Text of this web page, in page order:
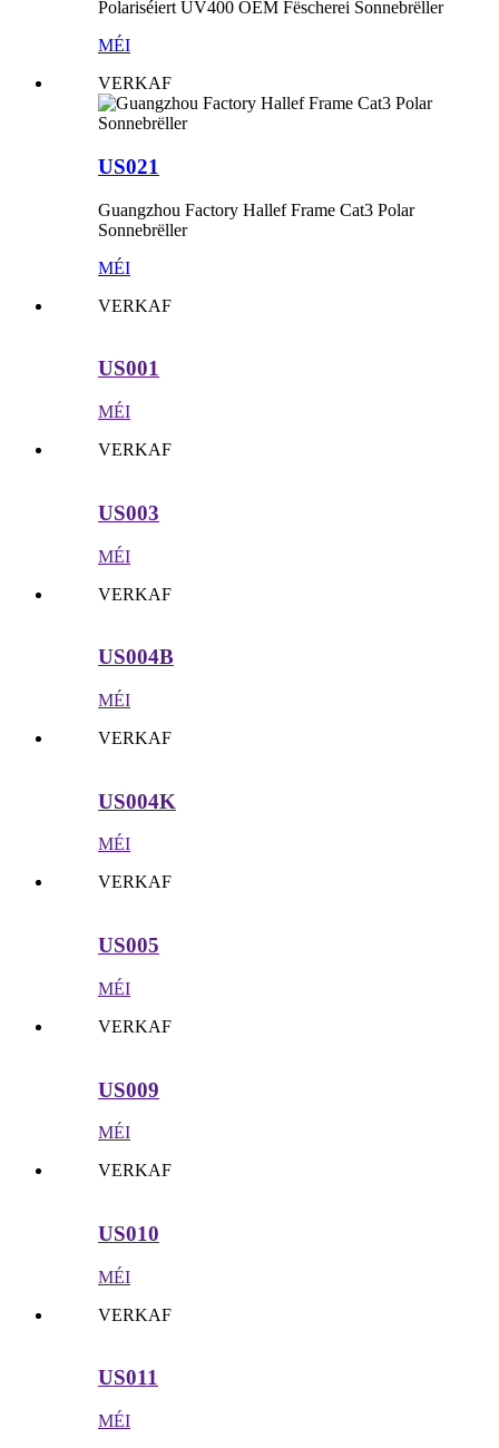
Polariséiert UV400 OEM Fëscherei Sonnebrëller
MÉI
VERKAF
US021
Guangzhou Factory Hallef Frame Cat3 Polar
Sonnebrëller
MÉI
VERKAF
US001
MÉI
VERKAF
US003
MÉI
VERKAF
US004B
MÉI
VERKAF
US004K
MÉI
VERKAF
US005
MÉI
VERKAF
US009
MÉI
VERKAF
US010
MÉI
VERKAF
US011
MÉI